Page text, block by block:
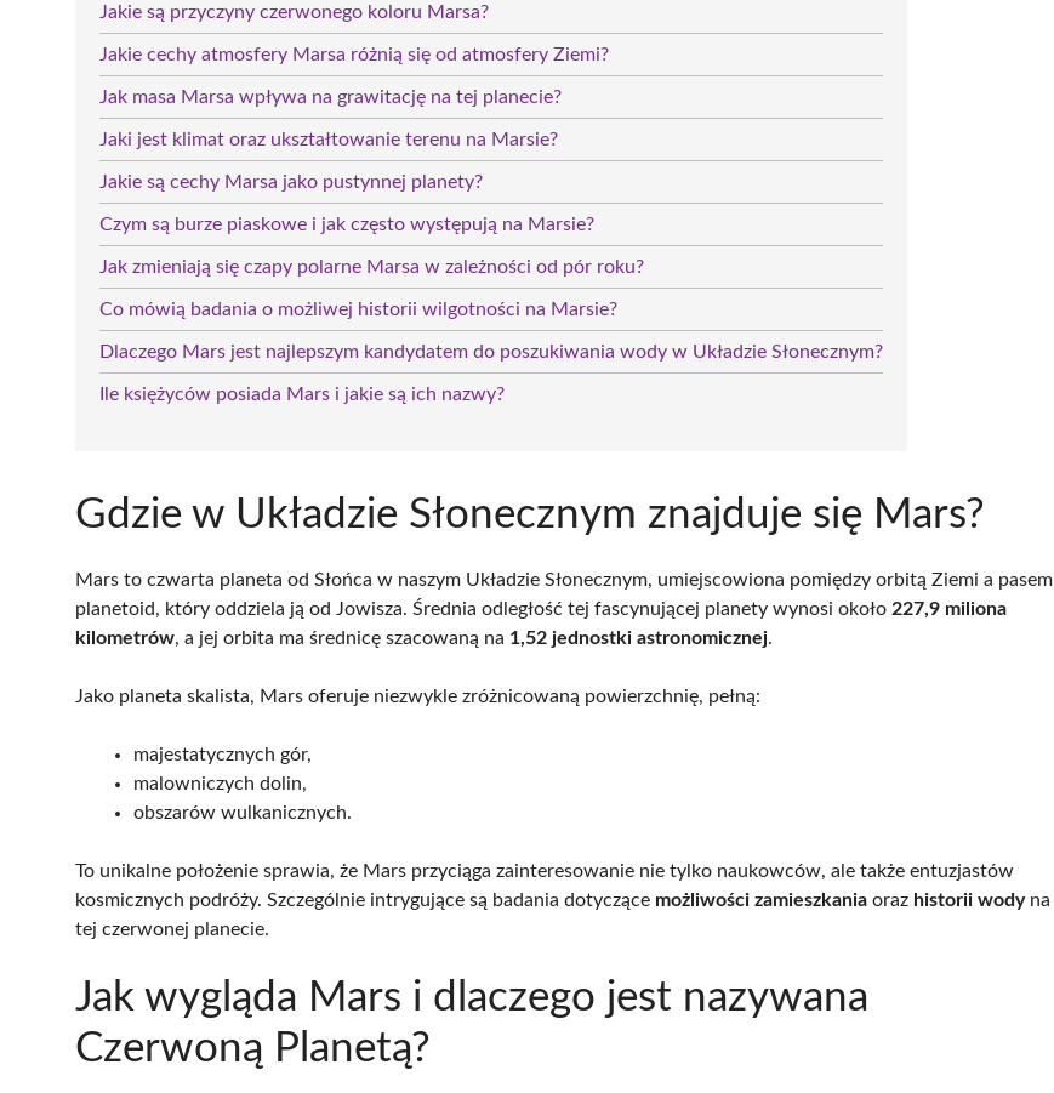
Jakie są przyczyny czerwonego koloru Marsa?
Jakie cechy atmosfery Marsa różnią się od atmosfery Ziemi?
Jak masa Marsa wpływa na grawitację na tej planecie?
Jaki jest klimat oraz ukształtowanie terenu na Marsie?
Jakie są cechy Marsa jako pustynnej planety?
Czym są burze piaskowe i jak często występują na Marsie?
Jak zmieniają się czapy polarne Marsa w zależności od pór roku?
Co mówią badania o możliwej historii wilgotności na Marsie?
Dlaczego Mars jest najlepszym kandydatem do poszukiwania wody w Układzie Słonecznym?
Ile księżyców posiada Mars i jakie są ich nazwy?
Gdzie w Układzie Słonecznym znajduje się Mars?
Mars to czwarta planeta od Słońca w naszym Układzie Słonecznym, umiejscowiona pomiędzy orbitą Ziemi a pasem
planetoid, który oddziela ją od Jowisza. Średnia odległość tej fascynującej planety wynosi około 227,9 miliona
kilometrów, a jej orbita ma średnicę szacowaną na 1,52 jednostki astronomicznej.
Jako planeta skalista, Mars oferuje niezwykle zróżnicowaną powierzchnię, pełną:
majestatycznych gór,
malowniczych dolin,
obszarów wulkanicznych.
To unikalne położenie sprawia, że Mars przyciąga zainteresowanie nie tylko naukowców, ale także entuzjastów
kosmicznych podróży. Szczególnie intrygujące są badania dotyczące możliwości zamieszkania oraz historii wodyna
tej czerwonej planecie.
Jak wygląda Mars i dlaczego jest nazywana
Czerwoną Planetą?